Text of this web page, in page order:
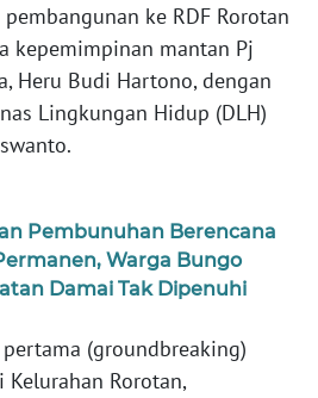
ke RDF Rorotan
kepemimpinan mantan Pj
Heru Budi Hartono, dengan
Lingkungan Hidup (DLH)
Pembunuhan Berencana
Warga Bungo
Damai Tak Dipenuhi
(groundbreaking)
Rorotan,